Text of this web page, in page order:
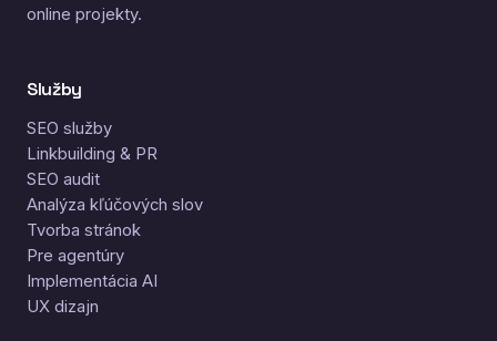
online projekty.
Služby
SEO služby
Linkbuilding & PR
SEO audit
Analýza kľúčových slov
Tvorba stránok
Pre agentúry
Implementácia AI
UX dizajn